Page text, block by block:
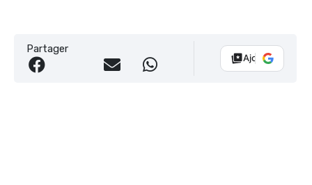
Partager
Ajouter Vélo